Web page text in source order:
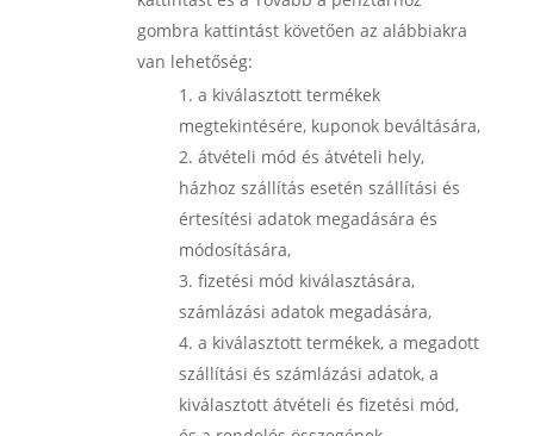
gombra kattintást követően az alábbiakra
van lehetőség:
a kiválasztott termékek
megtekintésére, kuponok beváltására,
átvételi mód és átvételi hely,
házhoz szállítás esetén szállítási és
értesítési adatok megadására és
módosítására,
fizetési mód kiválasztására,
számlázási adatok megadására,
a kiválasztott termékek, a megadott
szállítási és számlázási adatok, a
kiválasztott átvételi és fizetési mód,